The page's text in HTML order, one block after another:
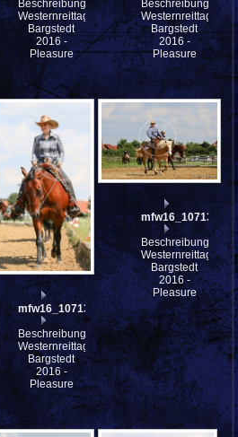
Beschreibung:
Westernreittage
Bargstedt
2016 -
Pleasure
Beschreibung:
Westernreittage
Bargstedt
2016 -
Pleasure
mfw16_107132ww
Beschreibung:
Westernreittage
Bargstedt
2016 -
Pleasure
mfw16_107131ww
Beschreibung:
Westernreittage
Bargstedt
2016 -
Pleasure